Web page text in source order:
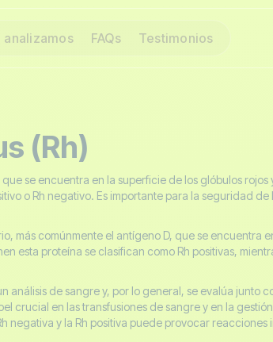
analizamos FAQs Testimonios
(Rh)
que se encuentra en la superficie de los glóbulos
o Rh negativo. Es importante para la seguridad de
más comúnmente el antígeno D, que se encuentra
esta proteína se clasifican como Rh positivas,
análisis de sangre y, por lo general, se evalúa junto
crucial en las transfusiones de sangre y en la
negativa y la Rh positiva puede provocar reacciones